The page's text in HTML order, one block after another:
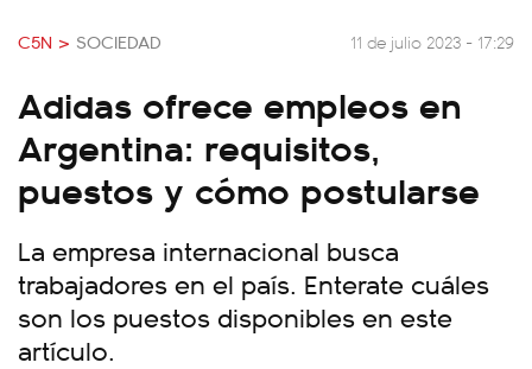
C5N > SOCIEDAD 11 de julio 2023 - 17:29
Adidas ofrece empleos en
Argentina: requisitos,
puestos y cómo postularse
La empresa internacional busca
trabajadores en el país. Enterate cuáles
son los puestos disponibles en este
artículo.